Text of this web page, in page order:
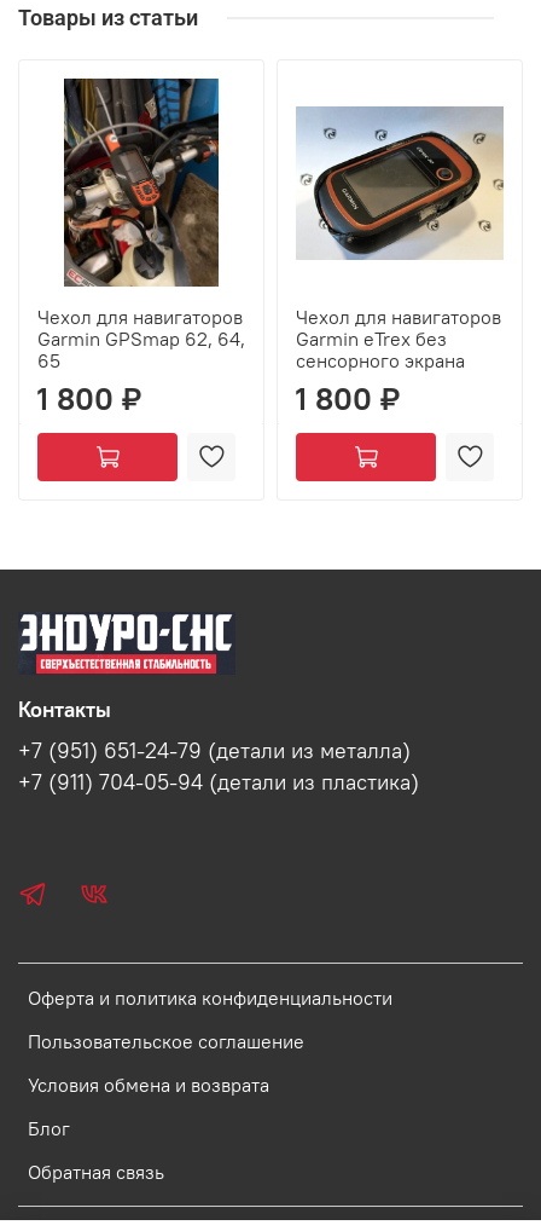
Товары из статьи
Чехол для навигаторов
Garmin GPSmap 62, 64,
65
1 800 ₽
Чехол для навигаторов
Garmin eTrex без
сенсорного экрана
1 800 ₽
Оферта и политика конфиденциальности
Пользовательское соглашение
Условия обмена и возврата
Блог
Обратная связь
Контакты
+7 (951) 651-24-79 (детали из металла)
+7 (911) 704-05-94 (детали из пластика)